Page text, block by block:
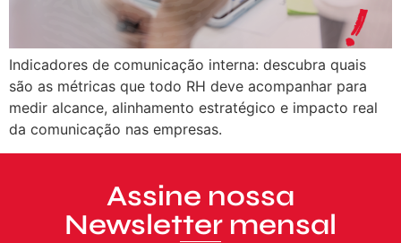
Indicadores de comunicação interna: descubra quais
são as métricas que todo RH deve acompanhar para
medir alcance, alinhamento estratégico e impacto real
da comunicação nas empresas.
Assine nossa
Newsletter mensal